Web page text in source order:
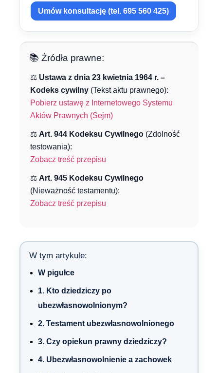
Umów konsultację (tel. 695 560 425)
📚 Źródła prawne:
⚖️ Ustawa z dnia 23 kwietnia 1964 r. –
Kodeks cywilny (Tekst aktu prawnego):
Pobierz ustawę z Internetowego Systemu
Aktów Prawnych (Sejm)
⚖️ Art. 944 Kodeksu Cywilnego (Zdolność
testowania):
Zobacz treść przepisu
⚖️ Art. 945 Kodeksu Cywilnego
(Nieważność testamentu):
Zobacz treść przepisu
W tym artykule:
W pigułce
1. Kto dziedziczy po
ubezwłasnowolnionym?
2. Testament ubezwłasnowolnionego
3. Czy opiekun prawny dziedziczy?
4. Ubezwłasnowolnienie a zachowek